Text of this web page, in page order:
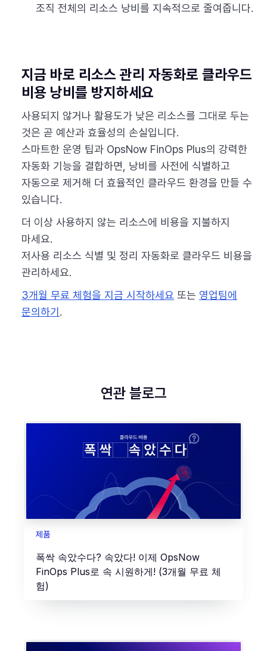
조직 전체의 리소스 낭비를 지속적으로 줄여줍니다.
지금 바로 리소스 관리 자동화로 클라우드
비용 낭비를 방지하세요
사용되지 않거나 활용도가 낮은 리소스를 그대로 두는
것은 곧 예산과 효율성의 손실입니다.
스마트한 운영 팁과 OpsNow FinOps Plus의 강력한
자동화 기능을 결합하면, 낭비를 사전에 식별하고
자동으로 제거해 더 효율적인 클라우드 환경을 만들 수
있습니다.
더 이상 사용하지 않는 리소스에 비용을 지불하지
마세요.
저사용 리소스 식별 및 정리 자동화로 클라우드 비용을
관리하세요.
3개월 무료 체험을 지금 시작하세요 또는 영업팀에
문의하기.
연관 블로그
제품
폭싹 속았수다? 속았다! 이제 OpsNow
FinOps Plus로 속 시원하게! (3개월 무료 체
험)